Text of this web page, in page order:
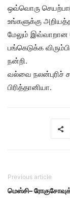
ஒவ்வொரு
உங்களுக்கு
மேலும் இவ்வாறான
பங்கெடுக்க
நன்றி.
வல்வை நலன்புரிச்
பிரித்தானியா.
Previous article
மெஸ்சி–